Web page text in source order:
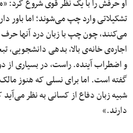
او حرفش را با یک نظر قوی شروع کرد:
تشکیلاتی وارد چپ می‌شوند؛ اما باور
می‌کنند، چون چپ با زبان درد آنها حرف
اجاره‌ی خانه‌ی بالا، بدهی دانشجویی،
و اضطراب آینده. راست، در بسیاری از
گفته است. اما برای نسلی که هنوز
شبیه زبان دفاع از کسانی به نظر
دارند.»